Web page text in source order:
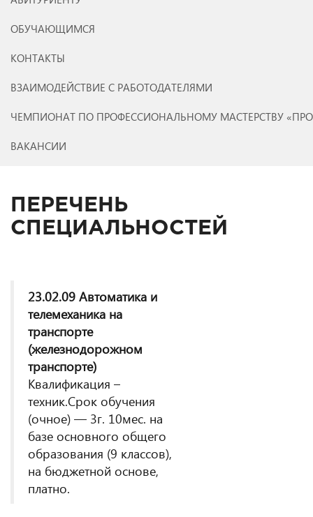
ОБУЧАЮЩИМСЯ
КОНТАКТЫ
ВЗАИМОДЕЙСТВИЕ С РАБОТОДАТЕЛЯМИ
ЧЕМПИОНАТ ПО ПРОФЕССИОНАЛЬНОМУ МАСТЕРСТВУ
ВАКАНСИИ
ПЕРЕЧЕНЬ
СПЕЦИАЛЬНОСТЕЙ
23.02.09 Автоматика и
телемеханика на
транспорте
(железнодорожном
транспорте)
Квалификация –
техник.Срок обучения
(очное) — 3г. 10мес. на
базе основного общего
образования (9 классов),
на бюджетной основе,
платно.